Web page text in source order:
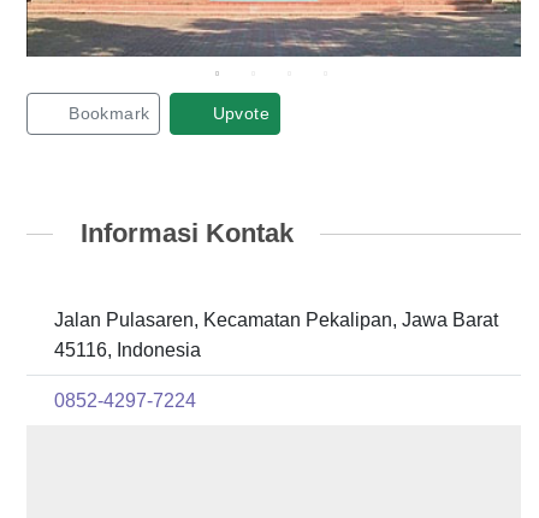
Bookmark Upvote
Informasi Kontak
Jalan Pulasaren, Kecamatan Pekalipan, Jawa Barat
45116, Indonesia
0852-4297-7224